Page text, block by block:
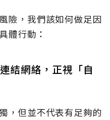
險，我們該如何做足因
體行動：
結網絡，正視「自
，但並不代表有足夠的